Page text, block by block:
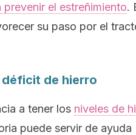
el estreñimiento.
su paso por el
déficit de hierro
a tener los niveles de
puede servir de ayuda